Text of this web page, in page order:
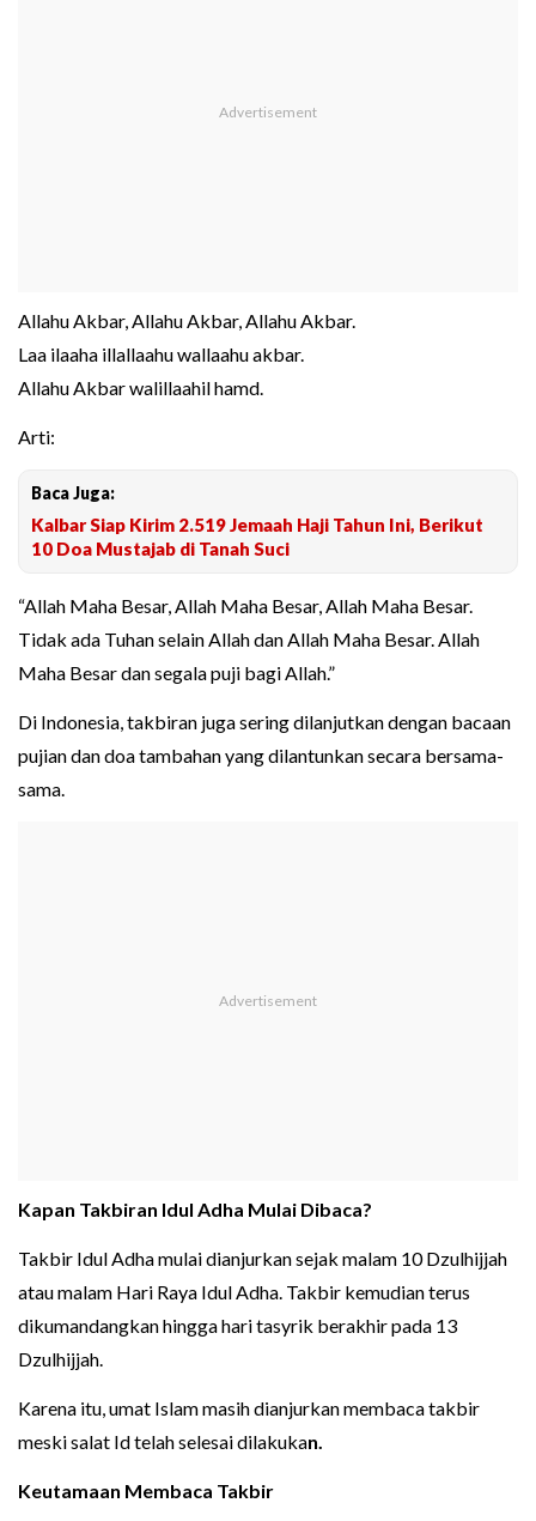
Allahu Akbar, Allahu Akbar, Allahu Akbar.
Laa ilaaha illallaahu wallaahu akbar.
Allahu Akbar walillaahil hamd.
Arti:
Baca Juga:
Kalbar Siap Kirim 2.519 Jemaah Haji Tahun Ini, Berikut
10 Doa Mustajab di Tanah Suci
“Allah Maha Besar, Allah Maha Besar, Allah Maha Besar.
Tidak ada Tuhan selain Allah dan Allah Maha Besar. Allah
Maha Besar dan segala puji bagi Allah.”
Di Indonesia, takbiran juga sering dilanjutkan dengan bacaan
pujian dan doa tambahan yang dilantunkan secara bersama-
sama.
Kapan Takbiran Idul Adha Mulai Dibaca?
Takbir Idul Adha mulai dianjurkan sejak malam 10 Dzulhijjah
atau malam Hari Raya Idul Adha. Takbir kemudian terus
dikumandangkan hingga hari tasyrik berakhir pada 13
Dzulhijjah.
Karena itu, umat Islam masih dianjurkan membaca takbir
meski salat Id telah selesai dilakukan.
Keutamaan Membaca Takbir